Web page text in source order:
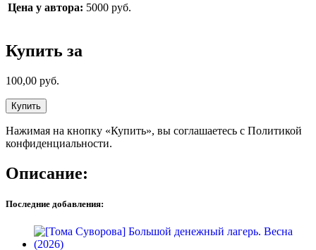
Цена у автора: 5000 руб.
Купить за
100,00 руб.
Купить
Нажимая на кнопку «Купить», вы соглашаетесь с Политикой
конфиденциальности.
Описание:
Последние добавления: